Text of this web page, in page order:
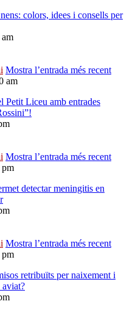
colors, idees i consells per
Mostra l’entrada més recent
am
Petit Liceu amb entrades
Mostra l’entrada més recent
detectar meningitis en
Mostra l’entrada més recent
retribuïts per naixement i
aviat?